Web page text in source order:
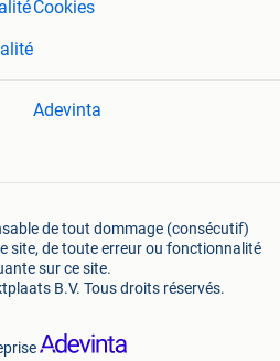
Cookies
Adevinta
de tout dommage (consécutif)
site, de toute erreur ou fonctionnalité
sur ce site.
B.V. Tous droits réservés.